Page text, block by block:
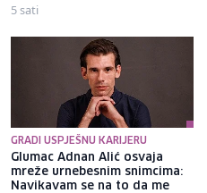
5 sati
GRADI USPJEŠNU KARIJERU
Glumac Adnan Alić osvaja
mreže urnebesnim snimcima:
Navikavam se na to da me